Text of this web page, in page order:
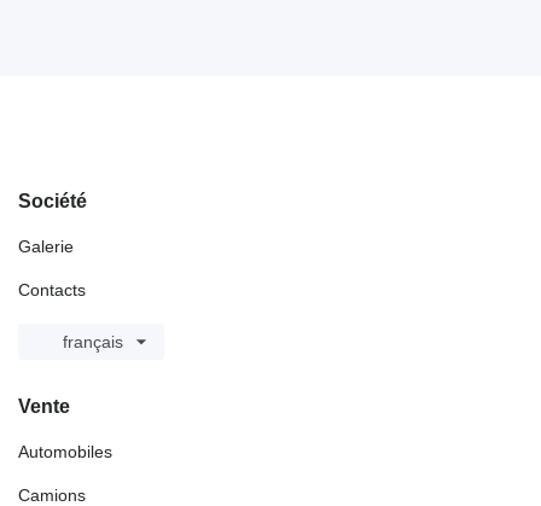
Société
Galerie
Contacts
français
Vente
Automobiles
Camions